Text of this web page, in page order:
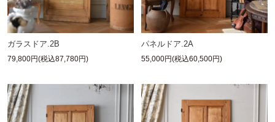
ガラスドア.2B
79,800円(税込87,780円)
パネルドア.2A
55,000円(税込60,500円)